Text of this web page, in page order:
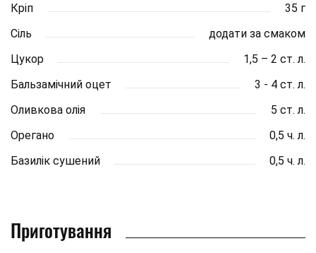
Кріп
35 г
Сіль
додати за смаком
Цукор
1,5 – 2 ст. л.
Бальзамічний оцет
3 - 4 ст. л.
Оливкова олія
5 ст. л.
Орегано
0,5 ч. л.
Базилік сушений
0,5 ч. л.
Приготування